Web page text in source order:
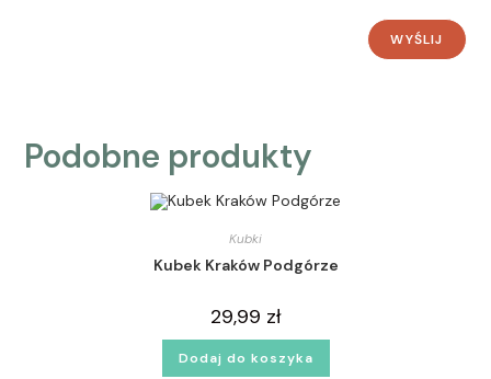
Podobne produkty
Kubki
Kubek Kraków Podgórze
29,99 zł
Dodaj do koszyka